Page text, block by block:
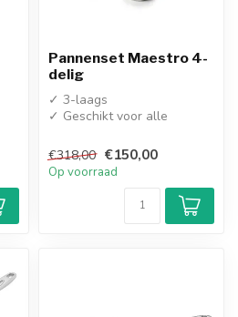
Pannenset Maestro 4-
delig
✓ 3-laags
✓ Geschikt voor alle
€318,00 €150,00
Op voorraad